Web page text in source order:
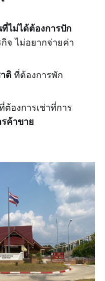
ไม่ได้ต้องการปัก
จ ไม่อยากจ่ายค่า
ติที่ต้องการพัก
องการเช่าที่การ
ค้าขาย